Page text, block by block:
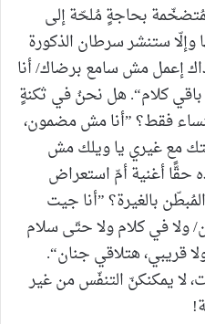
بحاجةٍ مُلحّة إلى
ستنشر سرطان الذكورة
إعمل مش سامع برضاك/ أنا
كلام“. هل نحنُ في ثكنةٍ
فقط؟ ”أنا مش مضمون،
مع غيري يا ويلك مش
حقًّا أغنية أمّ استعراض
بالغيرة؟ ”أنا جيت
في كلام ولا حتّى سلام
قريبي، هتلاقي جنان“.
لا يمكنكنّ التنفّس من غير